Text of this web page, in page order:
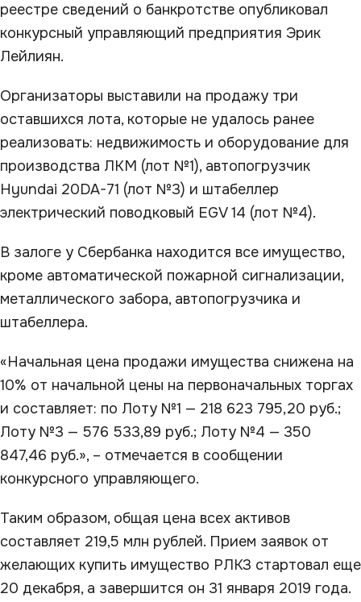
реестре сведений о банкротстве опубликовал
конкурсный управляющий предприятия Эрик
Лейлиян.
Организаторы выставили на продажу три
оставшихся лота, которые не удалось ранее
реализовать: недвижимость и оборудование для
производства ЛКМ (лот №1), автопогрузчик
Hyundai 20DA-71 (лот №3) и штабеллер
электрический поводковый EGV 14 (лот №4).
В залоге у Сбербанка находится все имущество,
кроме автоматической пожарной сигнализации,
металлического забора, автопогрузчика и
штабеллера.
«Начальная цена продажи имущества снижена на
10% от начальной цены на первоначальных торгах
и составляет: по Лоту №1 — 218 623 795,20 руб.;
Лоту №3 — 576 533,89 руб.; Лоту №4 — 350
847,46 руб.», – отмечается в сообщении
конкурсного управляющего.
Таким образом, общая цена всех активов
составляет 219,5 млн рублей. Прием заявок от
желающих купить имущество РЛКЗ стартовал еще
20 декабря, а завершится он 31 января 2019 года.